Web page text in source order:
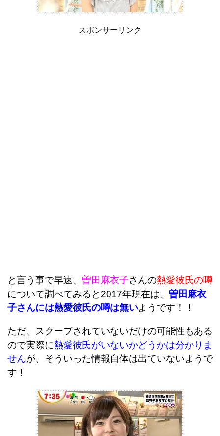
スポンサーリンク
と言う事で早速、 曽田麻衣子さんの熱愛彼氏の噂
について調べてみると2017年現在は、 曽田麻衣
子さんには熱愛彼氏の噂は無いようです！！
ただ、スクープされていないだけの可能性もある
ので実際に熱愛彼氏がいないかどうかは分かりま
せんが、そういった情報自体は出ていないようで
す！